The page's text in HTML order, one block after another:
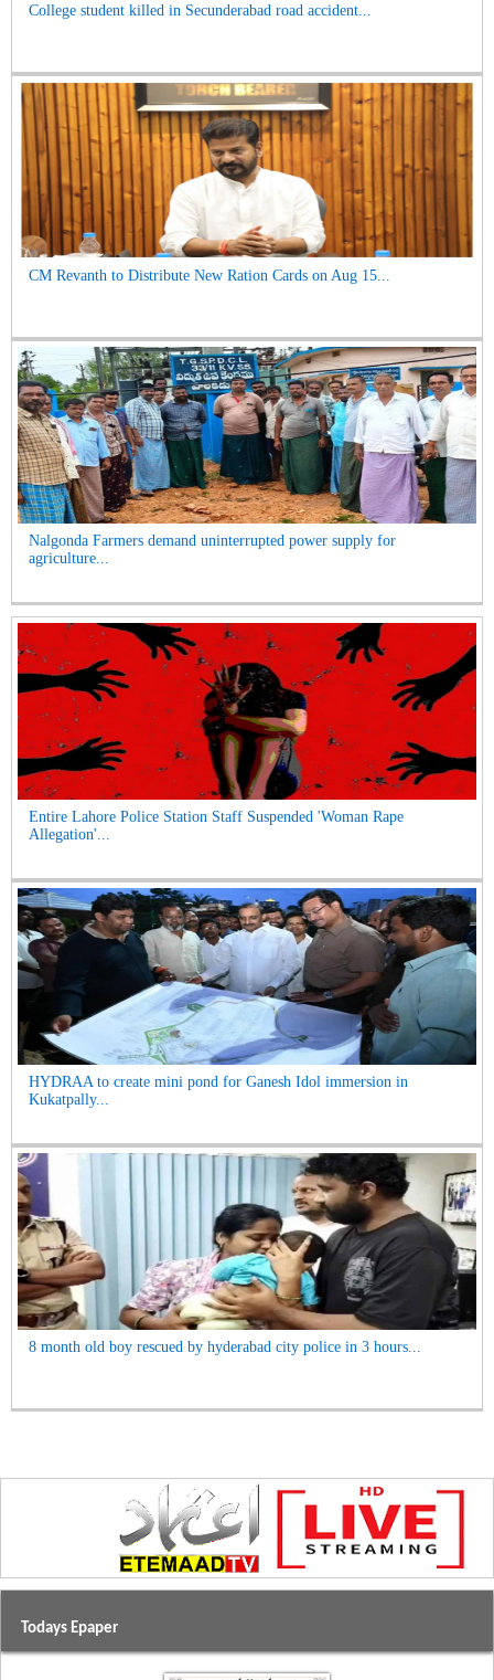
College student killed in Secunderabad road accident...
CM Revanth to Distribute New Ration Cards on Aug 15...
Nalgonda Farmers demand uninterrupted power supply for
agriculture...
Entire Lahore Police Station Staff Suspended 'Woman Rape
Allegation'...
HYDRAA to create mini pond for Ganesh Idol immersion in
Kukatpally...
8 month old boy rescued by hyderabad city police in 3 hours...
Todays Epaper